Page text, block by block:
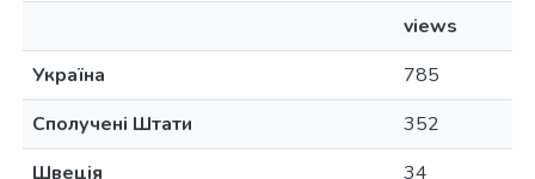
views
Україна
785
Сполучені Штати
352
Швеція
34